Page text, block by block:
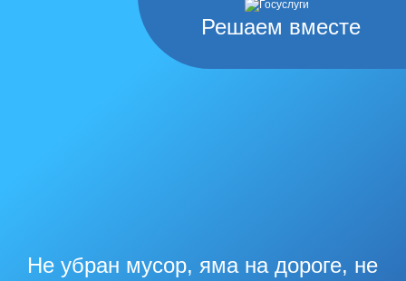
Решаем вместе
Не убран мусор, яма на дороге, не